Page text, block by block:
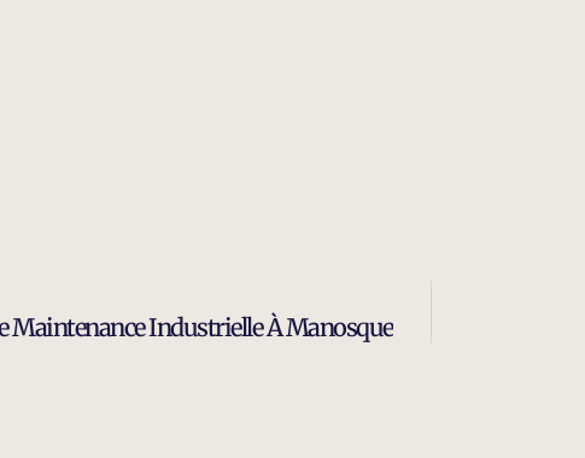
Maintenance Industrielle À Manosque